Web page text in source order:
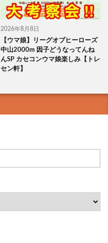
2026年8月8日
【ウマ娘】リーグオブヒーローズ
中山2000m 因子どうなってんね
んSP カセコンウマ娘楽しみ【トレ
セン軒】